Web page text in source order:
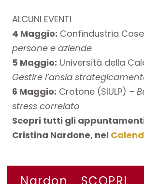
ALCUNI EVENTI
4 Maggio: Confindustria
persone e aziende
5 Maggio: Università della
Gestire l’ansia
6 Maggio: Crotone (SIULP) –
stress correlato
Scopri tutti gli
Cristina Nardone, nel